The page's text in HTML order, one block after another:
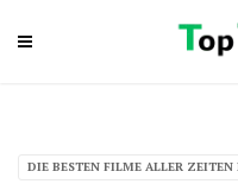
DIE BESTEN FILME ALLER